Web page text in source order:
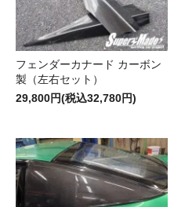
フェンダーカナード カーボン
製（左右セット）
29,800円(税込32,780円)